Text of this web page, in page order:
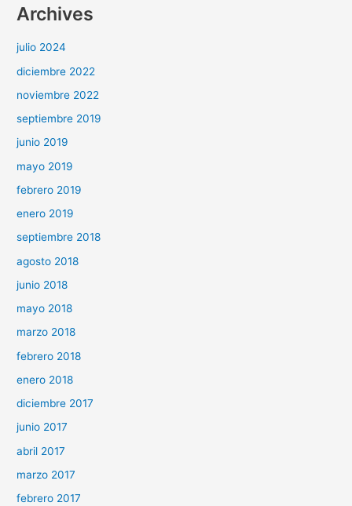
Archives
julio 2024
diciembre 2022
noviembre 2022
septiembre 2019
junio 2019
mayo 2019
febrero 2019
enero 2019
septiembre 2018
agosto 2018
junio 2018
mayo 2018
marzo 2018
febrero 2018
enero 2018
diciembre 2017
junio 2017
abril 2017
marzo 2017
febrero 2017